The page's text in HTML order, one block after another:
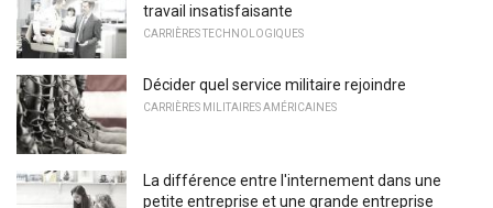
travail insatisfaisante
CARRIÈRES TECHNOLOGIQUES
Décider quel service militaire rejoindre
CARRIÈRES MILITAIRES AMÉRICAINES
La différence entre l'internement dans une
petite entreprise et une grande entreprise